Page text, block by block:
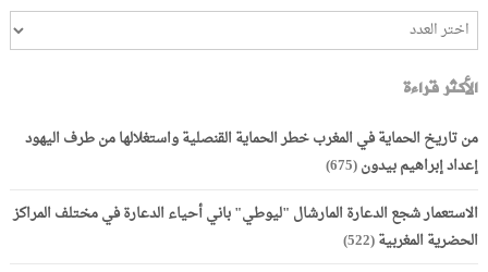
الأكثر قراءة
من تاريخ الحماية في المغرب خطر الحماية القنصلية واستغلالها من طرف اليهود
إعداد إبراهيم بيدون(675)
الاستعمار شجع الدعارة المارشال "ليوطي" باني أحياء الدعارة في مختلف المراكز
الحضرية المغربية(522)